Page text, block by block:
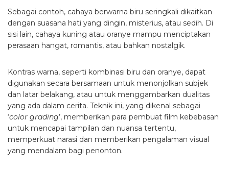
Sebagai contoh, cahaya berwarna biru seringkali dikaitkan
dengan suasana hati yang dingin, misterius, atau sedih. Di
sisi lain, cahaya kuning atau oranye mampu menciptakan
perasaan hangat, romantis, atau bahkan nostalgik.
Kontras warna, seperti kombinasi biru dan oranye, dapat
digunakan secara bersamaan untuk menonjolkan subjek
dan latar belakang, atau untuk menggambarkan dualitas
yang ada dalam cerita. Teknik ini, yang dikenal sebagai
‘color grading’, memberikan para pembuat film kebebasan
untuk mencapai tampilan dan nuansa tertentu,
memperkuat narasi dan memberikan pengalaman visual
yang mendalam bagi penonton.